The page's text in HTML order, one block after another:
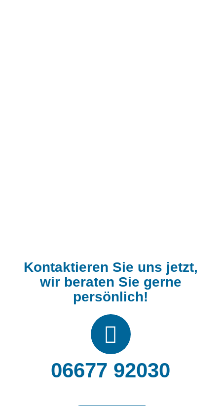
Kontaktieren Sie uns jetzt,
wir beraten Sie gerne
persönlich!
06677 92030